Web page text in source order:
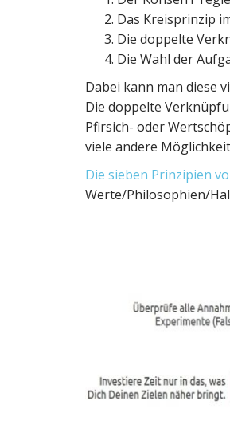
Das Kreisprinzip
Die doppelte
Die Wahl der
Dabei kann man diese
Die doppelte
Pfirsich- oder
viele andere
Die sieben Prinzipien
Werte/Philosophien/